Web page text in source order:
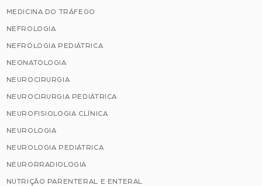
MEDICINA DO TRÁFEGO
NEFROLOGIA
NEFROLOGIA PEDIÁTRICA
NEONATOLOGIA
NEUROCIRURGIA
NEUROCIRURGIA PEDIÁTRICA
NEUROFISIOLOGIA CLÍNICA
NEUROLOGIA
NEUROLOGIA PEDIÁTRICA
NEURORRADIOLOGIA
NUTRIÇÃO PARENTERAL E ENTERAL